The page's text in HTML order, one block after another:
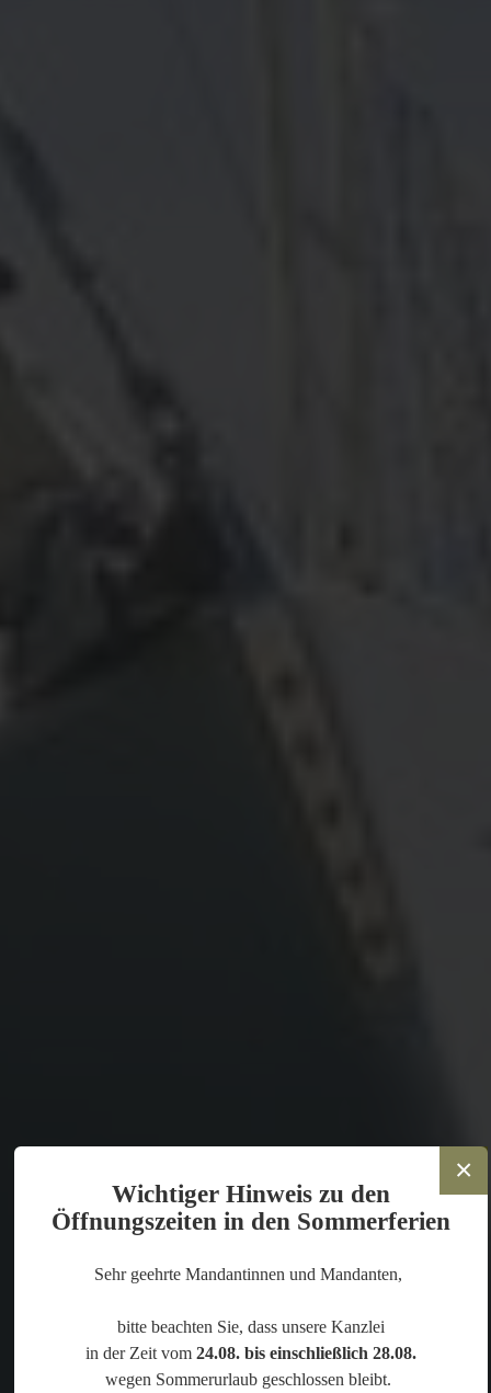
Wichtiger Hinweis zu den
Öffnungszeiten in den Sommerferien
Sehr geehrte Mandantinnen und Mandanten,
bitte beachten Sie, dass unsere Kanzlei
in der Zeit vom 24.08. bis einschließlich 28.08.
wegen Sommerurlaub geschlossen bleibt.
×